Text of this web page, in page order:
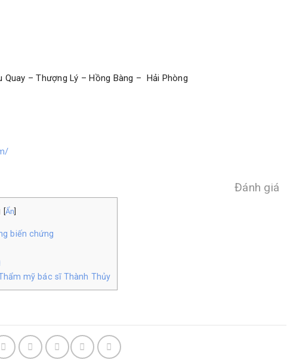
Quay – Thượng Lý – Hồng Bàng – Hải Phòng
Đánh giá
[Ẩn
biến chứng
mỹ bác sĩ Thành Thủy